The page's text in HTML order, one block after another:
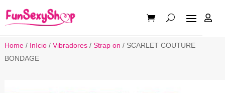

Home/ Início/ Vibradores/ Strap on / SCARLET COUTURE
BONDAGE